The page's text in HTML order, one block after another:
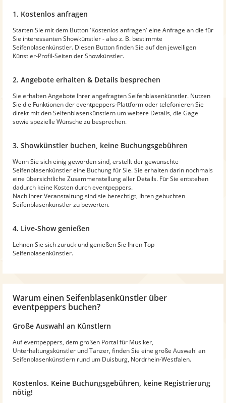
1. Kostenlos anfragen
Starten Sie mit dem Button 'Kostenlos anfragen' eine Anfrage an die für
Sie interessanten Showkünstler - also z. B. bestimmte
Seifenblasenkünstler. Diesen Button finden Sie auf den jeweiligen
Künstler-Profil-Seiten der Showkünstler.
2. Angebote erhalten & Details besprechen
Sie erhalten Angebote Ihrer angefragten Seifenblasenkünstler. Nutzen
Sie die Funktionen der eventpeppers-Plattform oder telefonieren Sie
direkt mit den Seifenblasenkünstlern um weitere Details, die Gage
sowie spezielle Wünsche zu besprechen.
3. Showkünstler buchen, keine Buchungsgebühren
Wenn Sie sich einig geworden sind, erstellt der gewünschte
Seifenblasenkünstler eine Buchung für Sie. Sie erhalten darin nochmals
eine übersichtliche Zusammenstellung aller Details. Für Sie entstehen
dadurch keine Kosten durch eventpeppers.
Nach Ihrer Veranstaltung sind sie berechtigt, Ihren gebuchten
Seifenblasenkünstler zu bewerten.
4. Live-Show genießen
Lehnen Sie sich zurück und genießen Sie Ihren Top
Seifenblasenkünstler.
Warum einen Seifenblasenkünstler über
eventpeppers buchen?
Große Auswahl an Künstlern
Auf eventpeppers, dem großen Portal für Musiker,
Unterhaltungskünstler und Tänzer, finden Sie eine große Auswahl an
Seifenblasenkünstlern rund um Duisburg, Nordrhein-Westfalen.
Kostenlos. Keine Buchungsgebühren, keine Registrierung
nötig!